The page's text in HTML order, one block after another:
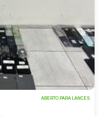
ABERTO PARA LANCES